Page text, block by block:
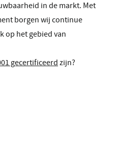
in de markt. Met
borgen wij continue
op het gebied van
gecertificeerd zijn?